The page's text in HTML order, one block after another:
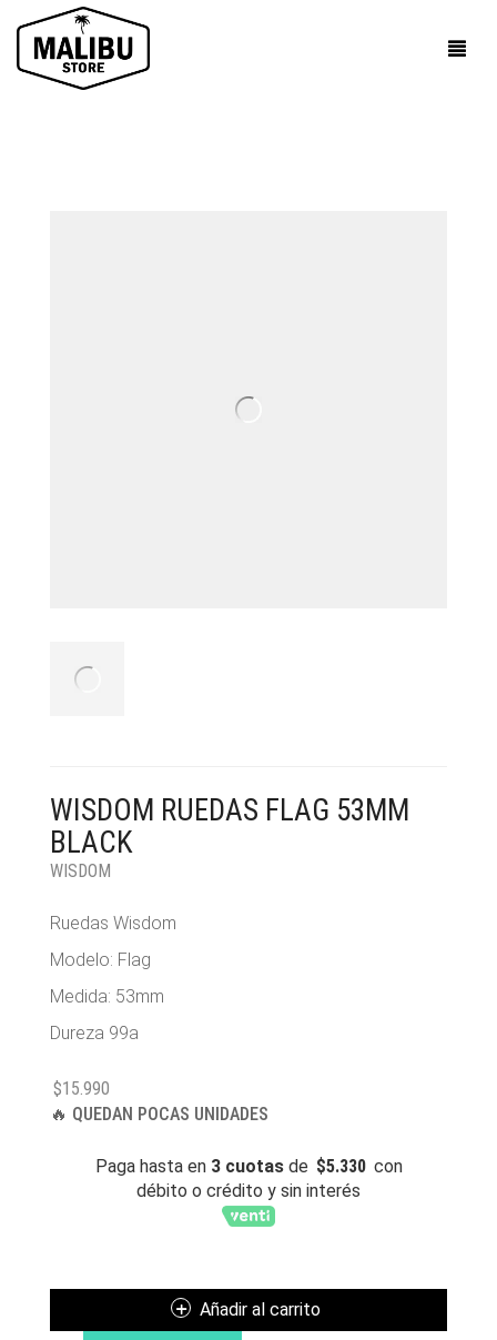
WISDOM RUEDAS FLAG 53MM
BLACK
WISDOM
Ruedas Wisdom
Modelo: Flag
Medida: 53mm
Dureza 99a
$15.990
🔥 QUEDAN POCAS UNIDADES
Paga hasta en 3 cuotasde $5.330 con
débito o crédito y sin interés
Añadir al carrito